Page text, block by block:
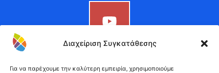
Διαχείριση Συγκατάθεσης
Για να παρέχουμε την καλύτερη εμπειρία, χρησιμοποιούμε